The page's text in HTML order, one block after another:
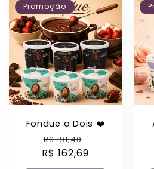
Promoção
Fondue a Dois ❤️
Preço
normal
R$ 191,40
promocional
R$ 162,69